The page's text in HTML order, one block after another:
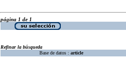
página 1 de 1
Refinar la búsqueda
Base de datos : article